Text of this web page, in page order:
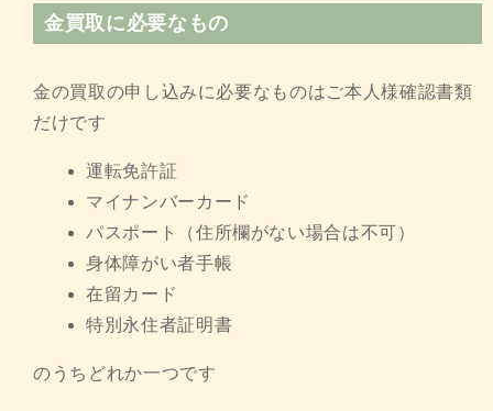
金買取に必要なもの
金の買取の申し込みに必要なものはご本人様確認書類
だけです
運転免許証
マイナンバーカード
パスポート（住所欄がない場合は不可）
身体障がい者手帳
在留カード
特別永住者証明書
のうちどれか一つです